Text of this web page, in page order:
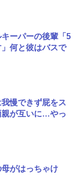
ーパーの後輩「5
何と彼はバスで
我慢できず屁をス
親が互いに…やっ
母がはっちゃけ